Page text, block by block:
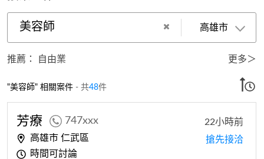
美容師 高雄市
推薦： 自由業 更多＞
"美容師" 相關案件 - 共48件
芳療 747xxx
高雄市 仁武區
時間可討論
22小時前
搶先接洽